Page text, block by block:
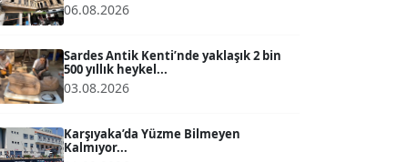
Köşe Yazarı
Köşe Yazarı
06.08.2026
Sardes Antik Kenti’nde yaklaşık 2 bin
500 yıllık heykel...
03.08.2026
Karşıyaka’da Yüzme Bilmeyen
Kalmıyor...